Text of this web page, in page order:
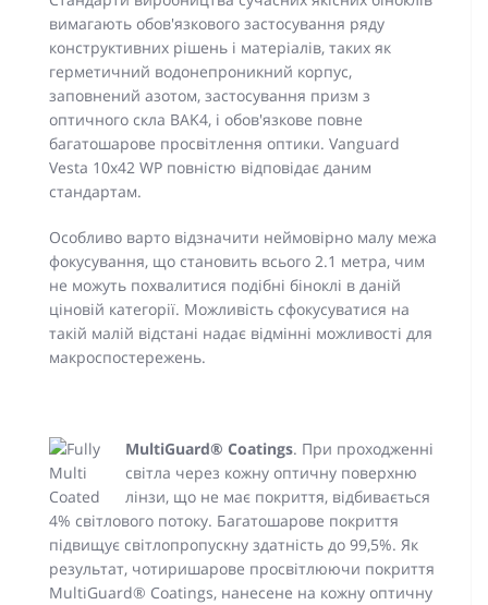
вимагають обов'язкового застосування ряду
конструктивних рішень і матеріалів, таких як
герметичний водонепроникний корпус,
заповнений азотом, застосування призм з
оптичного скла BAK4, і обов'язкове повне
багатошарове просвітлення оптики. Vanguard
Vesta 10x42 WP повністю відповідає даним
стандартам.
Особливо варто відзначити неймовірно малу межа
фокусування, що становить всього 2.1 метра, чим
не можуть похвалитися подібні біноклі в даній
ціновій категорії. Можливість сфокусуватися на
такій малій відстані надає відмінні можливості для
макроспостережень.
MultiGuard® Coatings. При проходженні
світла через кожну оптичну поверхню
лінзи, що не має покриття, відбивається
4% світлового потоку. Багатошарове покриття
підвищує світлопропускну здатність до 99,5%. Як
результат, чотиришарове просвітлюючи покриття
MultiGuard® Coatings, нанесене на кожну оптичну